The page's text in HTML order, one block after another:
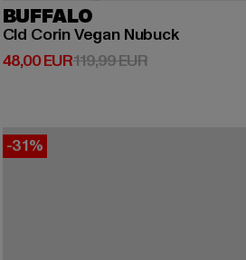
BUFFALO
Cld Corin Vegan Nubuck
48,00 EUR
Derzeitiger Preis: 48,00 EUR
119,99 EURAktionspreis:
-31%